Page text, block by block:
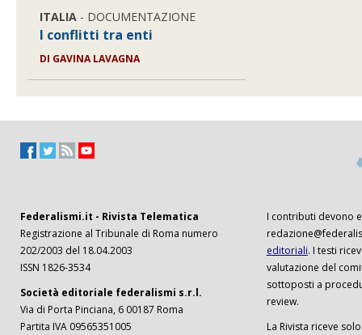
ITALIA - DOCUMENTAZIONE
I conflitti tra enti
DI GAVINA LAVAGNA
Federalismi.it - Rivista Telematica
Registrazione al Tribunale di Roma numero
202/2003 del 18.04.2003
ISSN 1826-3534
Società editoriale federalismi s.r.l.
Via di Porta Pinciana, 6 00187 Roma
Partita IVA 09565351005
I contributi devono
editoriali. I testi
valutazione del
sottoposti a
review.
La Rivista riceve